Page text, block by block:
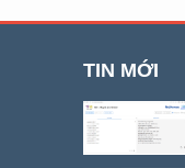
TIN MỚI